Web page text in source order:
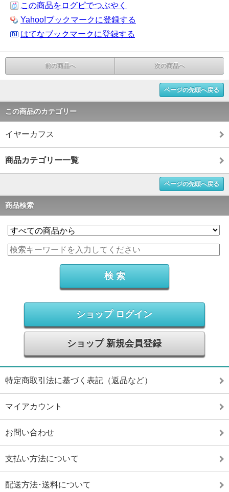
この商品をログピでつぶやく
Yahoo!ブックマークに登録する
はてなブックマークに登録する
前の商品へ 次の商品へ
ページの先頭へ戻る
この商品のカテゴリー
イヤーカフス
商品カテゴリー一覧
ページの先頭へ戻る
商品検索
ショップ ログイン
ショップ 新規会員登録
特定商取引法に基づく表記（返品など）
マイアカウント
お問い合わせ
支払い方法について
配送方法･送料について